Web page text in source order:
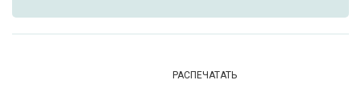
РАСПЕЧАТАТЬ